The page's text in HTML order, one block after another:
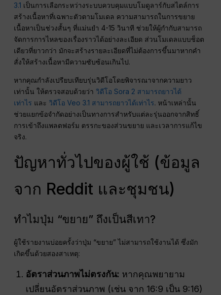
3.1 เป็นการเลือกระหว่างระบบควบคุมแบบโมดูลาร์กับสไตล์การ
สร้างเนื้อหาที่เฉพาะตัวตามโมเดล ความสามารถในการขยาย
เนื้อหาเป็นช่วงสั้นๆ ที่แม่นยำ 4-15 วินาที ช่วยให้ผู้กำกับสามารถ
จัดการการไหลของเรื่องราวได้อย่างละเอียด ส่วนโมเดลแบบช็อต
เดียวที่ยาวกว่า มักจะสร้างรายละเอียดที่ไม่ต้องการขึ้นมาหากคำ
สั่งให้สร้างเนื้อหามีความซับซ้อนเกินไป.
หากคุณกำลังเปรียบเทียบรุ่นวิดีโอโดยพิจารณาจากความยาว
เท่านั้น ให้ตรวจสอบด้วยว่า วิดีโอ Sora 2 สามารถยาวได้
เท่าไร และ วิดีโอ Veo 3.1 สามารถยาวได้เท่าไร. หน้าเหล่านั้น
ช่วยแยกข้อจำกัดอย่างเป็นทางการสำหรับแต่ละรุ่นออกจากสิทธิ์
การเข้าถึงแพลตฟอร์ม ตรรกะของส่วนขยาย และเวลาการแก้ไข
จริง.
ปัญหาทั่วไปของผู้ใช้ (ข้อมูล
จาก Reddit และชุมชน)
ทำไมปุ่ม “ขยาย” ถึงเป็นสีเทา?
ผู้ใช้รายงานบ่อยครั้งว่าปุ่ม “ขยาย” ไม่สามารถใช้งานได้ ซึ่งมัก
เกิดขึ้นด้วยสองสาเหตุ:
อัตราส่วนภาพไม่ตรงกัน: หากคุณพยายาม
เปลี่ยนอัตราส่วนภาพ (เช่น จาก 16:9 เป็น 9:16)